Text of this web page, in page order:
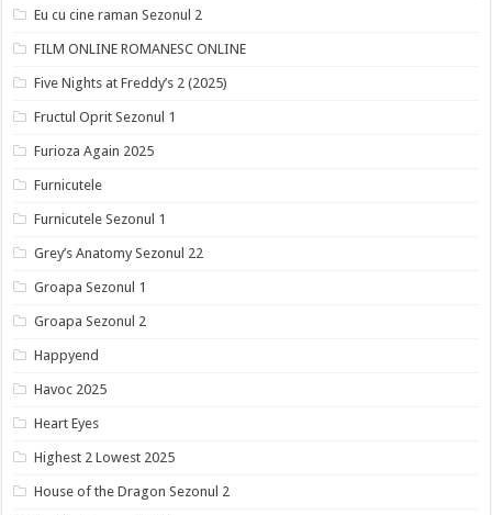
Eu cu cine raman Sezonul 2
FILM ONLINE ROMANESC ONLINE
Five Nights at Freddy’s 2 (2025)
Fructul Oprit Sezonul 1
Furioza Again 2025
Furnicutele
Furnicutele Sezonul 1
Grey’s Anatomy Sezonul 22
Groapa Sezonul 1
Groapa Sezonul 2
Happyend
Havoc 2025
Heart Eyes
Highest 2 Lowest 2025
House of the Dragon Sezonul 2